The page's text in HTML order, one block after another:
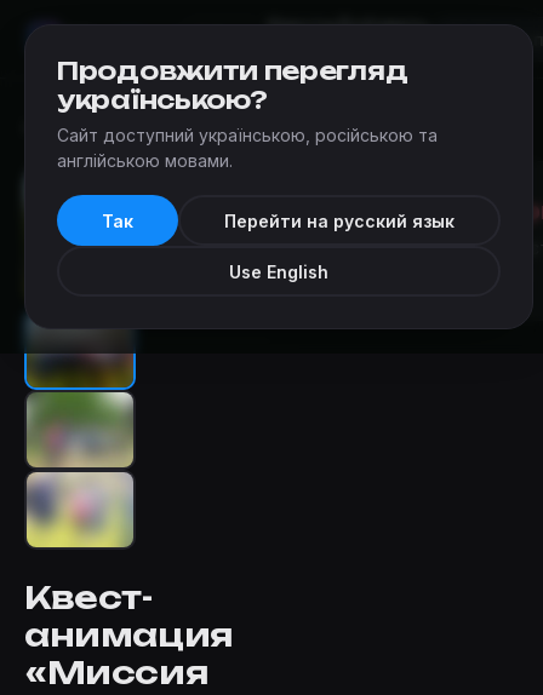
КвестыДобавить
Квесты › Замок дракона (Днепр) Миссия "Феникс"
Квест-
анимация
«Миссия
Квест
Продовжити перегляд
українською?
Сайт доступний українською, російською та
англійською мовами.
Так Перейти на русский язык
Use English